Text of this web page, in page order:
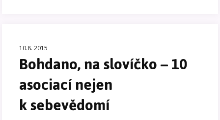
10.8. 2015
Bohdano, na slovíčko – 10
asociací nejen
k sebevědomí